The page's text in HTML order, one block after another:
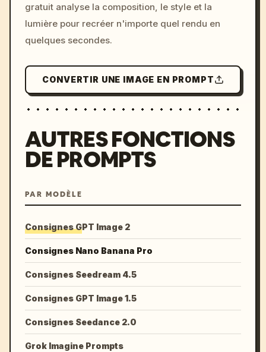
gratuit analyse la composition, le style et la
lumière pour recréer n'importe quel rendu en
quelques secondes.
CONVERTIR UNE IMAGE EN PROMPT
AUTRES FONCTIONS
DE PROMPTS
PAR MODÈLE
Consignes GPT Image 2
Consignes Nano Banana Pro
Consignes Seedream 4.5
Consignes GPT Image 1.5
Consignes Seedance 2.0
Grok Imagine Prompts